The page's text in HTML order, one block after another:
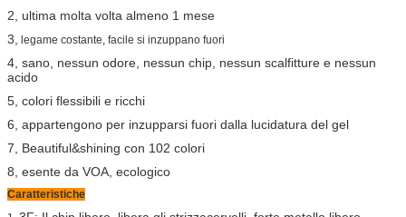
2, ultima molta volta almeno 1 mese
3,
legame costante, facile si inzuppano fuori
4, sano, nessun odore, nessun chip, nessun scalfitture e nessun
acido
5, colori flessibili e ricchi
6, appartengono per inzupparsi fuori dalla lucidatura del gel
7, Beautiful&shining con 102 colori
8, esente da VOA, ecologico
Caratteristiche